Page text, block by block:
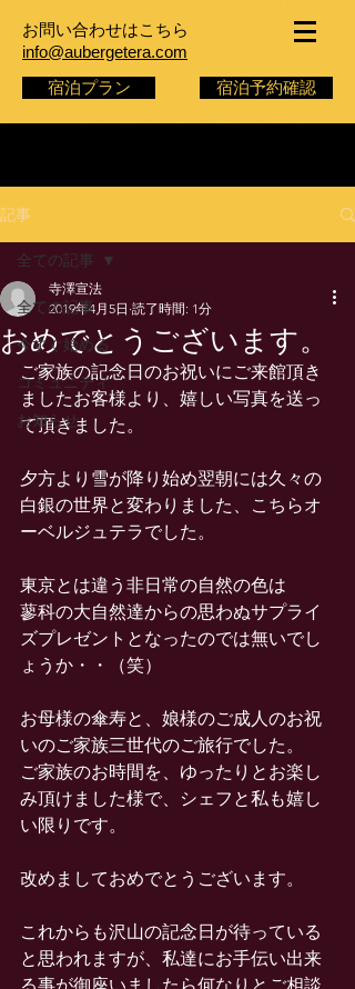
お問い合わせはこちら
info@aubergetera.com
宿泊プラン
宿泊予約確認
記事
全ての記事
今すぐ始める
コミュニティ
お知らせ
全ての記事
おめでとうございます。
寺澤宣法
2019年4月5日 読了時間: 1分
ご家族の記念日のお祝いにご来館頂き
ましたお客様より、嬉しい写真を送っ
て頂きました。
夕方より雪が降り始め翌朝には久々の
白銀の世界と変わりました、こちらオ
ーベルジュテラでした。
東京とは違う非日常の自然の色は
蓼科の大自然達からの思わぬサプライ
ズプレゼントとなったのでは無いでし
ょうか・・（笑）
お母様の傘寿と、娘様のご成人のお祝
いのご家族三世代のご旅行でした。
ご家族のお時間を、ゆったりとお楽し
み頂けました様で、シェフと私も嬉し
い限りです。
改めましておめでとうございます。
これからも沢山の記念日が待っている
と思われますが、私達にお手伝い出来